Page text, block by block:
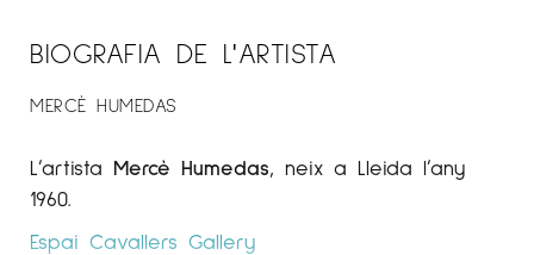
BIOGRAFIA DE L'ARTISTA
MERCÈ HUMEDAS
L’artista Mercè Humedas, neix a Lleida l’any
1960.
Espai Cavallers Gallery